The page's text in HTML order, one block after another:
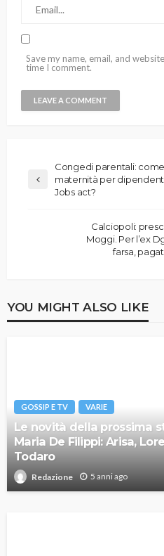
Save my name, email, and
time I comment.
Congedi parentali:
maternità per
Jobs act?
Calciopoli:
Moggi. Per l’ex
farsa,
YOU MIGHT ALSO LIKE
GOSSIP E TV VARIE
Le novità della prossima
Maria De Filippi: Arisa,
Todaro
Redazione 5 anni ago